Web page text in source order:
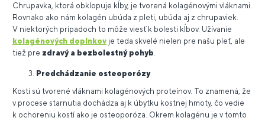
Chrupavka, ktorá obklopuje kĺby, je tvorená kolagénovými vláknami.
Rovnako ako nám kolagén ubúda z pleti, ubúda aj z chrupaviek.
V niektorých prípadoch to môže viesť k bolesti kĺbov. Užívanie
kolagénových doplnkov je teda skvelé nielen pre našu pleť, ale
tiež pre zdravý a bezbolestný pohyb
Predchádzanie osteoporózy
Kosti sú tvorené vláknami kolagénových proteínov. To znamená, že
v procese starnutia dochádza aj k úbytku kostnej hmoty, čo vedie
k ochoreniu kostí ako je osteoporóza. Okrem kolagénu je v tomto